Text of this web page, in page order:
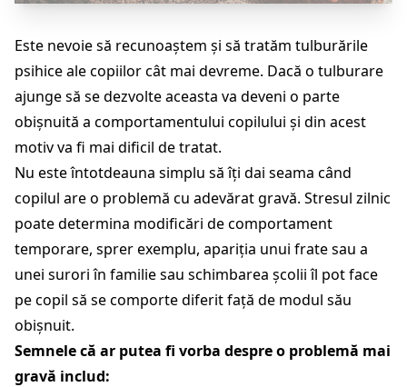
Este nevoie să recunoaștem și să tratăm tulburările
psihice ale copiilor cât mai devreme. Dacă o tulburare
ajunge să se dezvolte aceasta va deveni o parte
obișnuită a comportamentului copilului și din acest
motiv va fi mai dificil de tratat.
Nu este întotdeauna simplu să îți dai seama când
copilul are o problemă cu adevărat gravă. Stresul zilnic
poate determina modificări de comportament
temporare, sprer exemplu, apariția unui frate sau a
unei surori în familie sau schimbarea școlii îl pot face
pe copil să se comporte diferit față de modul său
obișnuit.
Semnele că ar putea fi vorba despre o problemă mai
gravă includ: